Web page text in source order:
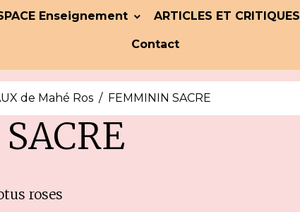
Enseignement ARTICLES ET CRITIQUES
Contact
de Mahé Ros FEMMININ SACRE
roses